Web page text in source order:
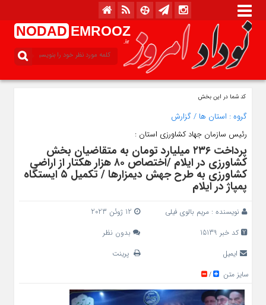
NODAD EMROOZ
.ir
کد شما در این بخش
گروه : استان ها /گزارش
رئیس سازمان جهاد کشاورزی استان :
پرداخت ۲۳۶ میلیارد تومان به متقاضیان بخش
کشاورزی در ایلام /اختصاص ۸۰ هزار هکتار از اراضی
کشاورزی به طرح جهش دیمزارها / تکمیل ۵ ایستگاه
پمپاژ در ایلام
نویسنده : مریم بالوی فیلی
کد خبر 15139
بدون نظر
ایمیل
پرینت
سایز متن
/